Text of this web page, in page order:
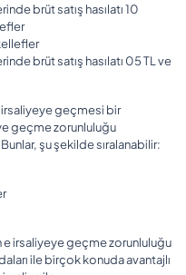
brüt satış hasılatı 10
brüt satış hasılatı 05 TL ve
irsaliyeye geçmesi bir
geçme zorunluluğu
şu şekilde sıralanabilir:
irsaliyeye geçme zorunluluğu
ile birçok konuda avantajlı